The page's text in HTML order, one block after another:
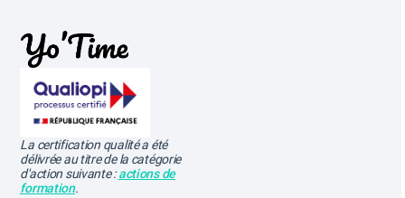
La certification qualité a été
délivrée au titre de la catégorie
d'action suivante :actions de
formation.